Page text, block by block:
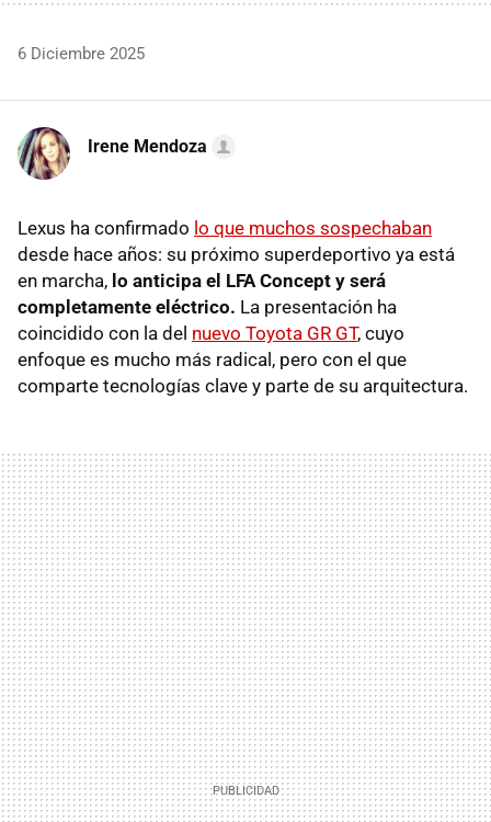
6 Diciembre 2025
Irene Mendoza
Lexus ha confirmado lo que muchos sospechaban
desde hace años: su próximo superdeportivo ya está
en marcha, lo anticipa el LFA Concept y será
completamente eléctrico. La presentación ha
coincidido con la del nuevo Toyota GR GT, cuyo
enfoque es mucho más radical, pero con el que
comparte tecnologías clave y parte de su arquitectura.